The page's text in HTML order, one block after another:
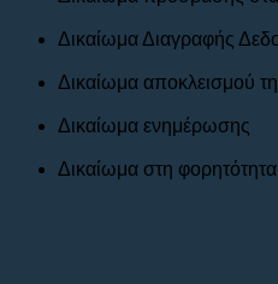
Δικαίωμα Διαγραφής
Δικαίωμα αποκλεισμού
Δικαίωμα ενημέρωσης
Δικαίωμα στη